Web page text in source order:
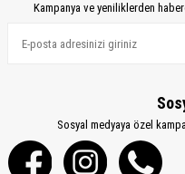
Kampanya ve yeniliklerden
Sosyal medyaya özel